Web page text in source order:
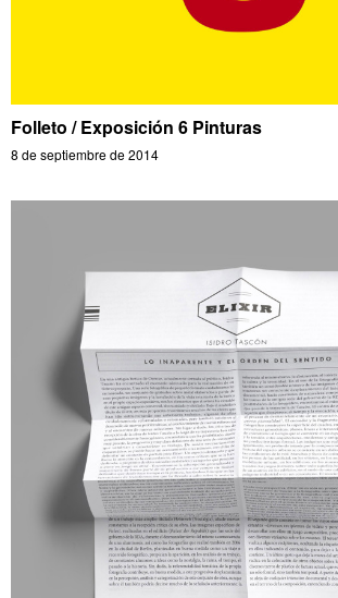
Folleto / Exposición 6 Pinturas
8 de septiembre de 2014